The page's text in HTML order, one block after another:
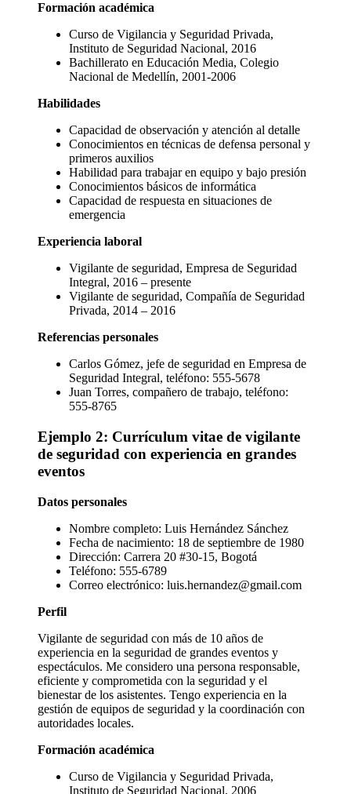
Formación académica
Curso de Vigilancia y Seguridad Privada,
Instituto de Seguridad Nacional, 2016
Bachillerato en Educación Media, Colegio
Nacional de Medellín, 2001-2006
Habilidades
Capacidad de observación y atención al detalle
Conocimientos en técnicas de defensa personal y
primeros auxilios
Habilidad para trabajar en equipo y bajo presión
Conocimientos básicos de informática
Capacidad de respuesta en situaciones de
emergencia
Experiencia laboral
Vigilante de seguridad, Empresa de Seguridad
Integral, 2016 – presente
Vigilante de seguridad, Compañía de Seguridad
Privada, 2014 – 2016
Referencias personales
Carlos Gómez, jefe de seguridad en Empresa de
Seguridad Integral, teléfono: 555-5678
Juan Torres, compañero de trabajo, teléfono:
555-8765
Ejemplo 2: Currículum vitae de vigilante
de seguridad con experiencia en grandes
eventos
Datos personales
Nombre completo: Luis Hernández Sánchez
Fecha de nacimiento: 18 de septiembre de 1980
Dirección: Carrera 20 #30-15, Bogotá
Teléfono: 555-6789
Correo electrónico: luis.hernandez@gmail.com
Perfil
Vigilante de seguridad con más de 10 años de
experiencia en la seguridad de grandes eventos y
espectáculos. Me considero una persona responsable,
eficiente y comprometida con la seguridad y el
bienestar de los asistentes. Tengo experiencia en la
gestión de equipos de seguridad y la coordinación con
autoridades locales.
Formación académica
Curso de Vigilancia y Seguridad Privada,
Instituto de Seguridad Nacional, 2006